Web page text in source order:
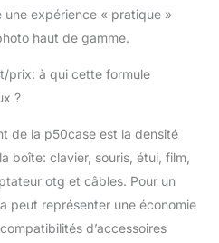
une expérience « pratique »
haut de gamme.
prix: à qui cette formule
?
de la p50case est la densité
boîte: clavier, souris, étui, film,
otg et câbles. Pour un
peut représenter une économie
d’accessoires